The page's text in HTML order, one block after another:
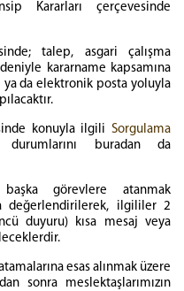
Kararları çerçevesinde
talep, asgari çalışma
kararname kapsamına
ya da elektronik posta yoluyla
konuyla ilgili Sorgulama
buradan da
görevlere atanmak
değerlendirilerek, ilgililer 2
duyuru) kısa mesaj veya
esas alınmak üzere
sonra meslektaşlarımızın